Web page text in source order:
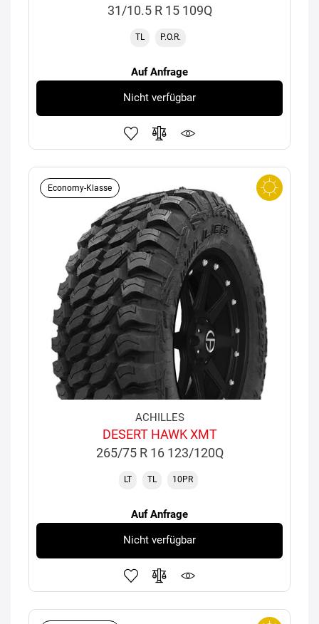
31/10.5 R 15 109Q
TL P.O.R.
Auf Anfrage
Nicht verfügbar
Economy-Klasse
ACHILLES
DESERT HAWK XMT
265/75 R 16 123/120Q
LT TL 10PR
Auf Anfrage
Nicht verfügbar